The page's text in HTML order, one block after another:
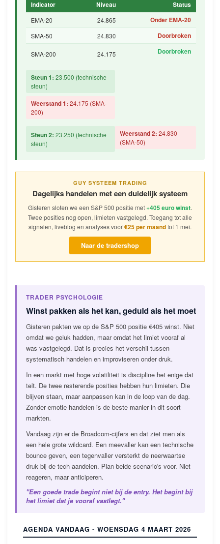
Indicator Niveau Status
EMA-20 24.865 Onder EMA-20
SMA-50 24.830 Doorbroken
SMA-200 24.175 Doorbroken
Steun 1: 23.500 (technische
steun)
Weerstand 1: 24.175 (SMA-
200)
Steun 2: 23.250 (technische
steun)
Weerstand 2: 24.830
(SMA-50)
GUY SYSTEEM TRADING
Dagelijks handelen met een duidelijk systeem
Gisteren sloten we een S&P 500 positie met+405 euro winst.
Twee posities nog open, limieten vastgelegd. Toegang tot alle
signalen, liveblog en analyses voor€25 per maandtot 1 mei.
Naar de tradershop
TRADER PSYCHOLOGIE
Winst pakken als het kan, geduld als het moet
Gisteren pakten we op de S&P 500 positie €405 winst. Niet
omdat we geluk hadden, maar omdat het limiet vooraf al
was vastgelegd. Dat is precies het verschil tussen
systematisch handelen en improviseren onder druk.
In een markt met hoge volatiliteit is discipline het enige dat
telt. De twee resterende posities hebben hun limieten. Die
blijven staan, maar aanpassen kan in de loop van de dag.
Zonder emotie handelen is de beste manier in dit soort
markten.
Vandaag zijn er de Broadcom-cijfers en dat ziet men als
een hele grote wildcard. Een meevaller kan een technische
bounce geven, een tegenvaller versterkt de neerwaartse
druk bij de tech aandelen. Plan beide scenario's voor. Niet
reageren, maar anticiperen.
"Een goede trade begint niet bij de entry. Het begint bij
het limiet dat je vooraf vastlegt."
AGENDA VANDAAG - WOENSDAG 4 MAART 2026